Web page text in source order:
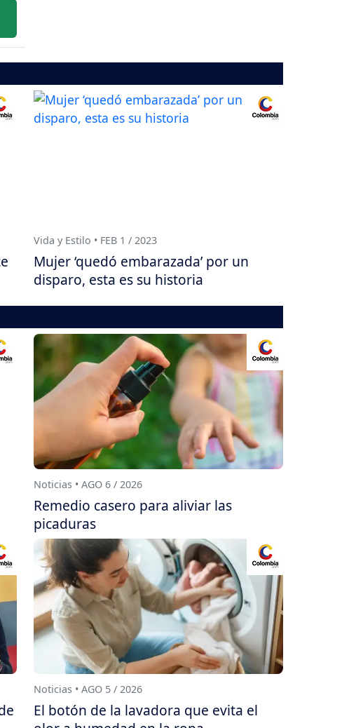
Vida y Estilo • FEB 1 / 2023
Mujer ‘quedó embarazada’ por un
disparo, esta es su historia
Noticias • AGO 6 / 2026
Remedio casero para aliviar las
picaduras
Noticias • AGO 5 / 2026
El botón de la lavadora que evita el